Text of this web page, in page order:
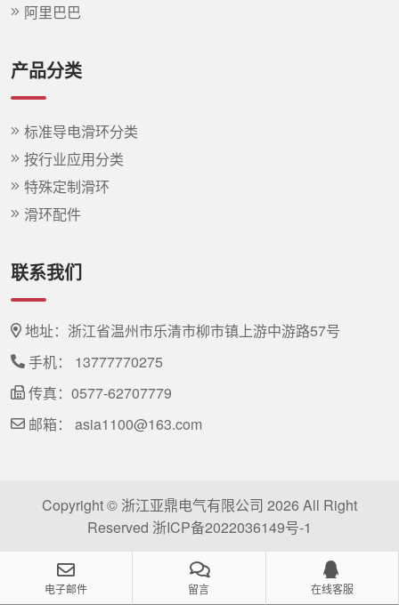
阿里巴巴
产品分类
标准导电滑环分类
按行业应用分类
特殊定制滑环
滑环配件
联系我们
地址：浙江省温州市乐清市柳市镇上游中游路57号
手机： 13777770275
传真：0577-62707779
邮箱： asia1100@163.com
Copyright © 浙江亚鼎电气有限公司 2026 All Right
Reserved 浙ICP备2022036149号-1
电子邮件
asia1100@163.com
留言 在线客服